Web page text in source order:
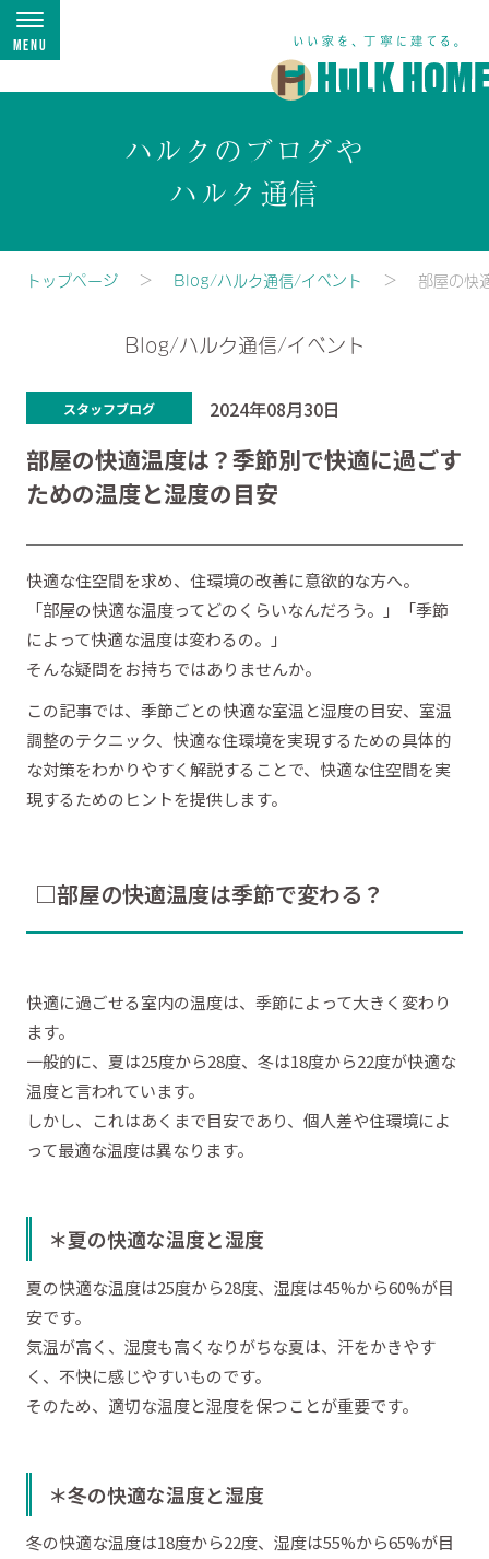
Menu
ハルクのブログや
ハルク通信
トップページ Blog/ハルク通信/イベント 部屋の快
Blog/ハルク通信/イベント
スタッフブログ 2024年08月30日
部屋の快適温度は？季節別で快適に過ごす
ための温度と湿度の目安
快適な住空間を求め、住環境の改善に意欲的な方へ。
「部屋の快適な温度ってどのくらいなんだろう。」「季節
によって快適な温度は変わるの。」
そんな疑問をお持ちではありませんか。
この記事では、季節ごとの快適な室温と湿度の目安、室温
調整のテクニック、快適な住環境を実現するための具体的
な対策をわかりやすく解説することで、快適な住空間を実
現するためのヒントを提供します。
□部屋の快適温度は季節で変わる？
快適に過ごせる室内の温度は、季節によって大きく変わり
ます。
一般的に、夏は25度から28度、冬は18度から22度が快適な
温度と言われています。
しかし、これはあくまで目安であり、個人差や住環境によ
って最適な温度は異なります。
＊夏の快適な温度と湿度
夏の快適な温度は25度から28度、湿度は45%から60%が目
安です。
気温が高く、湿度も高くなりがちな夏は、汗をかきやす
く、不快に感じやすいものです。
そのため、適切な温度と湿度を保つことが重要です。
＊冬の快適な温度と湿度
冬の快適な温度は18度から22度、湿度は55%から65%が目